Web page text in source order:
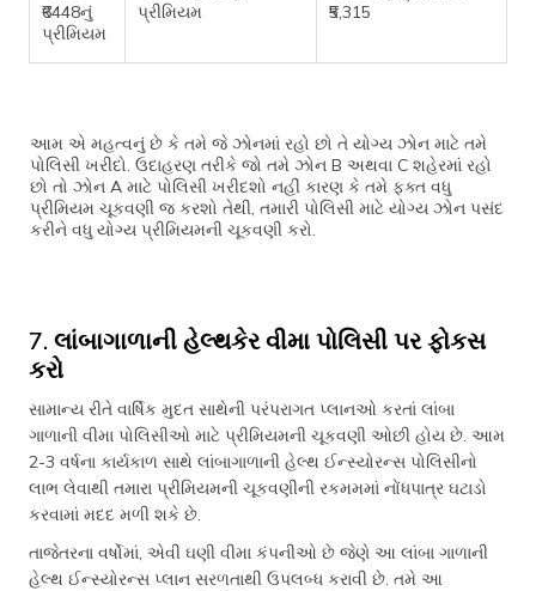
₹6448નું
પ્રીમિયમ
પ્રીમિયમ
₹5,315
આમ એ મહત્વનું છે કે તમે જે ઝોનમાં રહો છો તે યોગ્ય ઝોન માટે તમે
પોલિસી ખરીદો. ઉદાહરણ તરીકે જો તમે ઝોન B અથવા C શહેરમાં રહો
છો તો ઝોન A માટે પોલિસી ખરીદશો નહીં કારણ કે તમે ફક્ત વધુ
પ્રીમિયમ ચૂકવણી જ કરશો તેથી, તમારી પોલિસી માટે યોગ્ય ઝોન પસંદ
કરીને વધુ યોગ્ય પ્રીમિયમની ચૂકવણી કરો.
7. લાંબાગાળાની હેલ્થકેર વીમા પોલિસી પર ફોકસ
કરો
સામાન્ય રીતે વાર્ષિક મુદત સાથેની પરંપરાગત પ્લાનઓ કરતાં લાંબા
ગાળાની વીમા પોલિસીઓ માટે પ્રીમિયમની ચૂકવણી ઓછી હોય છે. આમ
2-3 વર્ષના કાર્યકાળ સાથે લાંબાગાળાની હેલ્થ ઈન્સ્યોરન્સ પોલિસીનો
લાભ લેવાથી તમારા પ્રીમિયમની ચૂકવણીની રકમમમાં નોંધપાત્ર ઘટાડો
કરવામાં મદદ મળી શકે છે.
તાજેતરના વર્ષોમાં, એવી ઘણી વીમા કંપનીઓ છે જેણે આ લાંબા ગાળાની
હેલ્થ ઈન્સ્યોરન્સ પ્લાન સરળતાથી ઉપલબ્ધ કરાવી છે. તમે આ